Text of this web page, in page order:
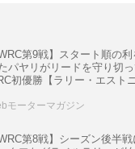
WRC第9戦】スタート順の
パヤリがリードを守り切
初優勝【ラリー・エストニ
モーターマガジン
WRC第8戦】シーズン後半